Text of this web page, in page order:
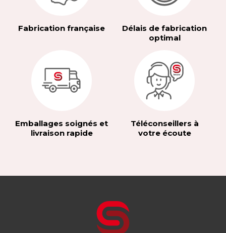
Fabrication française
Délais de fabrication
optimal
Emballages soignés et
livraison rapide
Téléconseillers à
votre écoute